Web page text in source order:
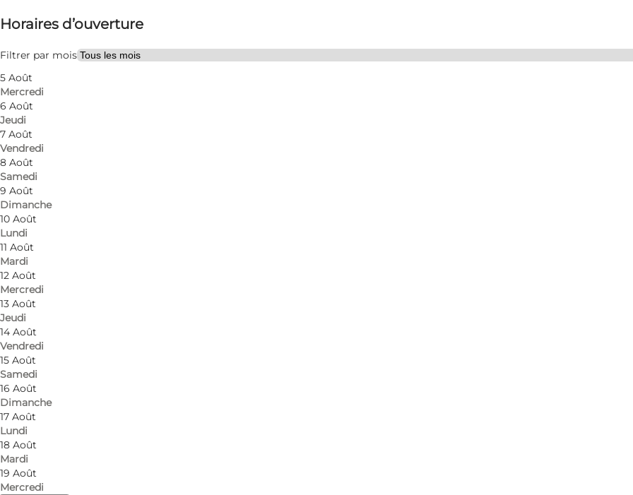
Horaires d’ouverture
Filtrer par mois
5 Août
Mercredi
6 Août
Jeudi
7 Août
Vendredi
8 Août
Samedi
9 Août
Dimanche
10 Août
Lundi
11 Août
Mardi
12 Août
Mercredi
13 Août
Jeudi
14 Août
Vendredi
15 Août
Samedi
16 Août
Dimanche
17 Août
Lundi
18 Août
Mardi
19 Août
Mercredi
Visiter le site web
Nordby Kro – Samsø's culinary gem
In the middle of the idyllic village of Nordby lies Nordby Kro, a place where gastronomy and cosiness go
composed menu based on fresh, local ingredients, prepared with love and a modern twist on classic
starters to tasty main courses and tempting desserts – created to delight both the eye and the palate.
The atmosphere is warm and inviting with an elegant interior that is perfect for both intimate dinners and
meeting rooms, making it ideal for birthdays, anniversaries and other special events.
Opening hours are Monday to Saturday from 8:00 a.m. to 9:00 p.m.
Table reservations can be made by telephone on
Nordby Kro is more than a restaurant – it is an experience where guests are met with warmth, quality and
unforgettable